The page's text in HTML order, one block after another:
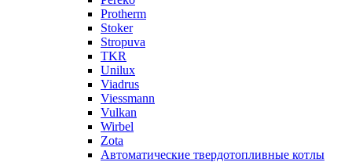
Protherm
Stoker
Stropuva
TKR
Unilux
Viadrus
Viessmann
Vulkan
Wirbel
Zota
Автоматические твердотопливные котлы